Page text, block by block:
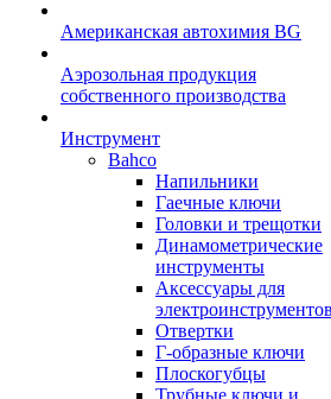
Американская автохимия BG
Аэрозольная продукция
собственного производства
Инструмент
Bahco
Напильники
Гаечные ключи
Головки и трещотки
Динамометрические
инструменты
Аксессуары для
электроинструментов
Отвертки
Г-образные ключи
Плоскогубцы
Трубные ключи и